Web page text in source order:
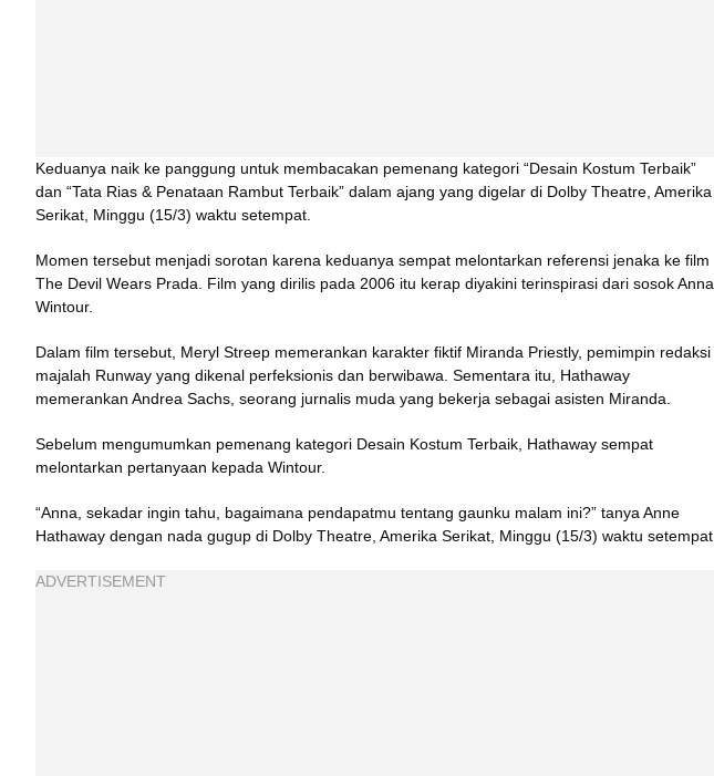
Keduanya naik ke panggung untuk membacakan pemenang kategori “Desain Kostum Terbaik”
dan “Tata Rias & Penataan Rambut Terbaik” dalam ajang yang digelar di Dolby Theatre, Amerika
Serikat, Minggu (15/3) waktu setempat.
Momen tersebut menjadi sorotan karena keduanya sempat melontarkan referensi jenaka ke film
The Devil Wears Prada. Film yang dirilis pada 2006 itu kerap diyakini terinspirasi dari sosok Anna
Wintour.
Dalam film tersebut, Meryl Streep memerankan karakter fiktif Miranda Priestly, pemimpin redaksi
majalah Runway yang dikenal perfeksionis dan berwibawa. Sementara itu, Hathaway
memerankan Andrea Sachs, seorang jurnalis muda yang bekerja sebagai asisten Miranda.
Sebelum mengumumkan pemenang kategori Desain Kostum Terbaik, Hathaway sempat
melontarkan pertanyaan kepada Wintour.
“Anna, sekadar ingin tahu, bagaimana pendapatmu tentang gaunku malam ini?” tanya Anne
Hathaway dengan nada gugup di Dolby Theatre, Amerika Serikat, Minggu (15/3) waktu setempat.
ADVERTISEMENT